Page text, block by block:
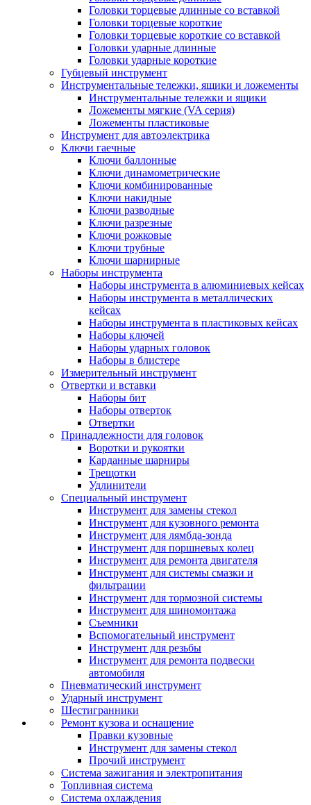
Головки торцевые длинные со вставкой
Головки торцевые короткие
Головки торцевые короткие со вставкой
Головки ударные длинные
Головки ударные короткие
Губцевый инструмент
Инструментальные тележки, ящики и ложементы
Инструментальные тележки и ящики
Ложементы мягкие (VA серия)
Ложементы пластиковые
Инструмент для автоэлектрика
Ключи гаечные
Ключи баллонные
Ключи динамометрические
Ключи комбинированные
Ключи накидные
Ключи разводные
Ключи разрезные
Ключи рожковые
Ключи трубные
Ключи шарнирные
Наборы инструмента
Наборы инструмента в алюминиевых кейсах
Наборы инструмента в металлических
кейсах
Наборы инструмента в пластиковых кейсах
Наборы ключей
Наборы ударных головок
Наборы в блистере
Измерительный инструмент
Отвертки и вставки
Наборы бит
Наборы отверток
Отвертки
Принадлежности для головок
Воротки и рукоятки
Карданные шарниры
Трещотки
Удлинители
Специальный инструмент
Инструмент для замены стекол
Инструмент для кузовного ремонта
Инструмент для лямбда-зонда
Инструмент для поршневых колец
Инструмент для ремонта двигателя
Инструмент для системы смазки и
фильтрации
Инструмент для тормозной системы
Инструмент для шиномонтажа
Съемники
Вспомогательный инструмент
Инструмент для резьбы
Инструмент для ремонта подвески
автомобиля
Пневматический инструмент
Ударный инструмент
Шестигранники
Ремонт кузова и оснащение
Правки кузовные
Инструмент для замены стекол
Прочий инструмент
Система зажигания и электропитания
Топливная система
Система охлаждения